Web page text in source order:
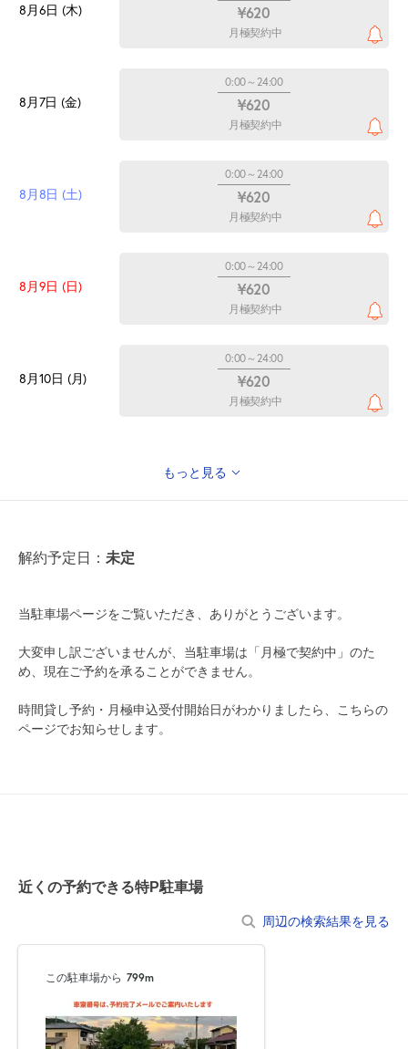
8月6日 (木) ¥620
月極契約中
8月7日 (金)
0:00～24:00
¥620
月極契約中
8月8日 (土)
0:00～24:00
¥620
月極契約中
8月9日 (日)
0:00～24:00
¥620
月極契約中
8月10日 (月)
0:00～24:00
¥620
月極契約中
月極契約中
0:00～24:00
月極契約中
8月15日 (土)
0:00～24:00
0:00～24:00
もっと見る
解約予定日： 未定
当駐車場ページをご覧いただき、ありがとうございます。
大変申し訳ございませんが、当駐車場は「月極で契約中」のた
め、現在ご予約を承ることができません。
時間貸し予約・月極申込受付開始日がわかりましたら、こちらの
ページでお知らせします。
近くの予約できる特P駐車場
周辺の検索結果を見る
この駐車場から 799m